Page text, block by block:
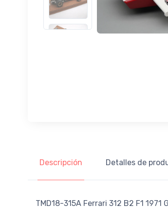
Descripción Detalles de
TMD18-315A Ferrari 312 B2 F1